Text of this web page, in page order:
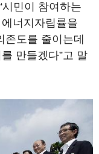
민이 참여하는
너지자립률을
도를 줄이는데
만들겠다”고 말